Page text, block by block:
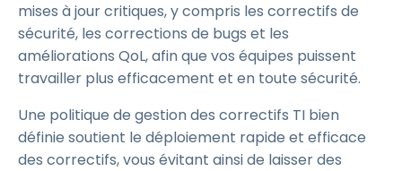
mises à jour critiques, y compris les correctifs de
sécurité, les corrections de bugs et les
améliorations QoL, afin que vos équipes puissent
travailler plus efficacement et en toute sécurité.
Une politique de gestion des correctifs TI bien
définie soutient le déploiement rapide et efficace
des correctifs, vous évitant ainsi de laisser des